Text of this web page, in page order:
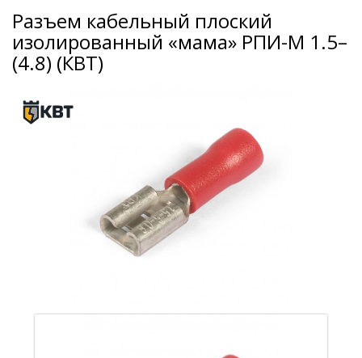
Разъем кабельный плоский
изолированный «мама» РПИ-М 1.5–
(4.8) (КВТ)